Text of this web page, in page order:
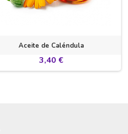
Aceite de Caléndula
3,40 €